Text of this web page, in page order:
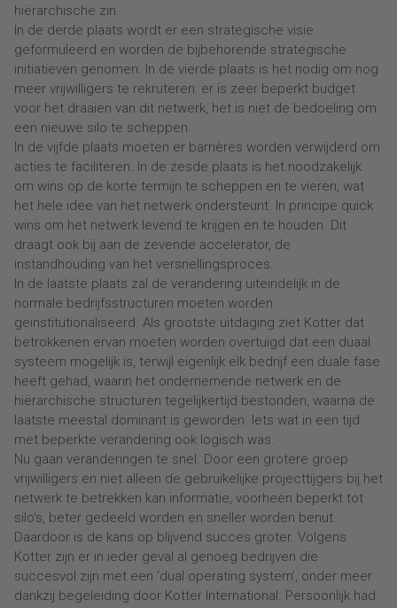
hiërarchische zin.
In de derde plaats wordt er een strategische visie
geformuleerd en worden de bijbehorende strategische
initiatieven genomen. In de vierde plaats is het nodig om nog
meer vrijwilligers te rekruteren: er is zeer beperkt budget
voor het draaien van dit netwerk, het is niet de bedoeling om
een nieuwe silo te scheppen.
In de vijfde plaats moeten er barrières worden verwijderd om
acties te faciliteren. In de zesde plaats is het noodzakelijk
om wins op de korte termijn te scheppen en te vieren, wat
het hele idee van het netwerk ondersteunt. In principe quick
wins om het netwerk levend te krijgen en te houden. Dit
draagt ook bij aan de zevende accelerator, de
instandhouding van het versnellingsproces.
In de laatste plaats zal de verandering uiteindelijk in de
normale bedrijfsstructuren moeten worden
geïnstitutionaliseerd. Als grootste uitdaging ziet Kotter dat
betrokkenen ervan moeten worden overtuigd dat een duaal
systeem mogelijk is, terwijl eigenlijk elk bedrijf een duale fase
heeft gehad, waarin het ondernemende netwerk en de
hiërarchische structuren tegelijkertijd bestonden, waarna de
laatste meestal dominant is geworden. Iets wat in een tijd
met beperkte verandering ook logisch was.
Nu gaan veranderingen te snel. Door een grotere groep
vrijwilligers en niet alleen de gebruikelijke projecttijgers bij het
netwerk te betrekken kan informatie, voorheen beperkt tot
silo’s, beter gedeeld worden en sneller worden benut.
Daardoor is de kans op blijvend succes groter. Volgens
Kotter zijn er in ieder geval al genoeg bedrijven die
succesvol zijn met een ‘dual operating system’, onder meer
dankzij begeleiding door Kotter International. Persoonlijk had